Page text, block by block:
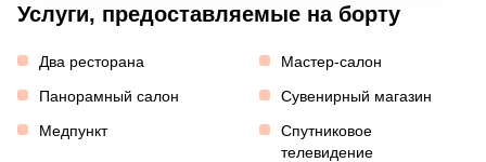
Услуги, предоставляемые на борту
Два ресторана
Мастер-салон
Панорамный салон
Сувенирный магазин
Медпункт
Спутниковое
телевидение